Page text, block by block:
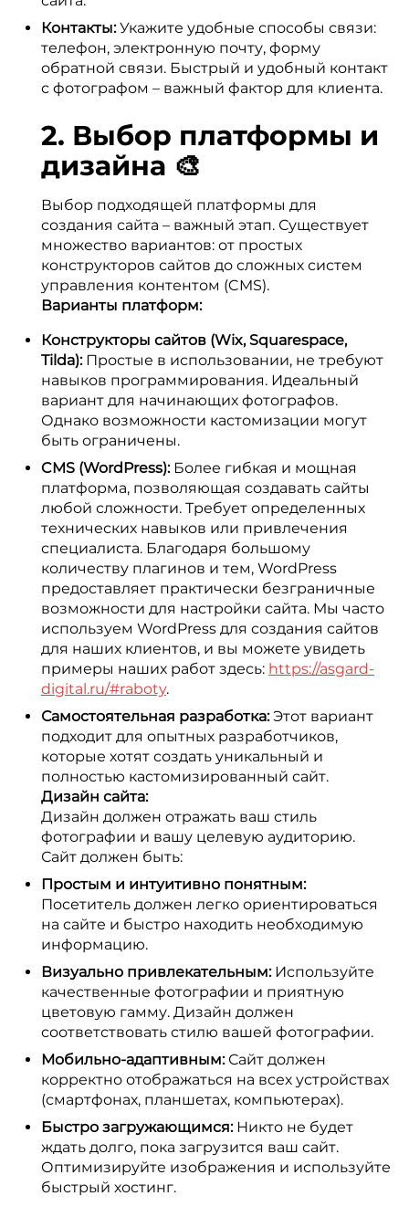
Контакты:Укажите удобные способы связи:
телефон, электронную почту, форму
обратной связи. Быстрый и удобный контакт
с фотографом – важный фактор для клиента.
2. Выбор платформы и
дизайна 🎨
Выбор подходящей платформы для
создания сайта – важный этап. Существует
множество вариантов: от простых
конструкторов сайтов до сложных систем
управления контентом (CMS).
Варианты платформ:
Конструкторы сайтов (Wix, Squarespace,
Tilda):Простые в использовании, не требуют
навыков программирования. Идеальный
вариант для начинающих фотографов.
Однако возможности кастомизации могут
быть ограничены.
CMS (WordPress):Более гибкая и мощная
платформа, позволяющая создавать сайты
любой сложности. Требует определенных
технических навыков или привлечения
специалиста. Благодаря большому
количеству плагинов и тем, WordPress
предоставляет практически безграничные
возможности для настройки сайта. Мы часто
используем WordPress для создания сайтов
для наших клиентов, и вы можете увидеть
примеры наших работ здесь: https://asgard-
digital.ru/#raboty.
Самостоятельная разработка:Этот вариант
подходит для опытных разработчиков,
которые хотят создать уникальный и
полностью кастомизированный сайт.
Дизайн сайта:
Дизайн должен отражать ваш стиль
фотографии и вашу целевую аудиторию.
Сайт должен быть:
Простым и интуитивно понятным:
Посетитель должен легко ориентироваться
на сайте и быстро находить необходимую
информацию.
Визуально привлекательным:Используйте
качественные фотографии и приятную
цветовую гамму. Дизайн должен
соответствовать стилю вашей фотографии.
Мобильно-адаптивным:Сайт должен
корректно отображаться на всех устройствах
(смартфонах, планшетах, компьютерах).
Быстро загружающимся:Никто не будет
ждать долго, пока загрузится ваш сайт.
Оптимизируйте изображения и используйте
быстрый хостинг.